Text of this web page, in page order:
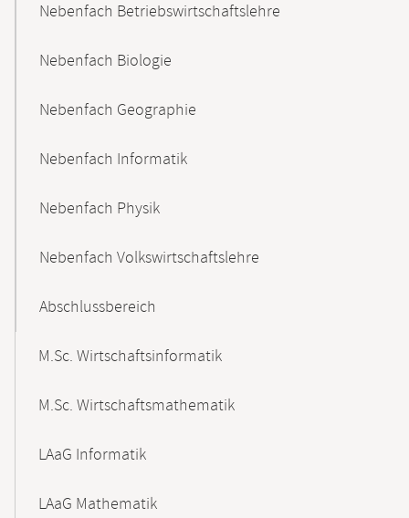
Nebenfach Betriebswirtschaftslehre
Nebenfach Biologie
Nebenfach Geographie
Nebenfach Informatik
Nebenfach Physik
Nebenfach Volkswirtschaftslehre
Abschlussbereich
M.Sc. Wirtschaftsinformatik
M.Sc. Wirtschaftsmathematik
LAaG Informatik
LAaG Mathematik